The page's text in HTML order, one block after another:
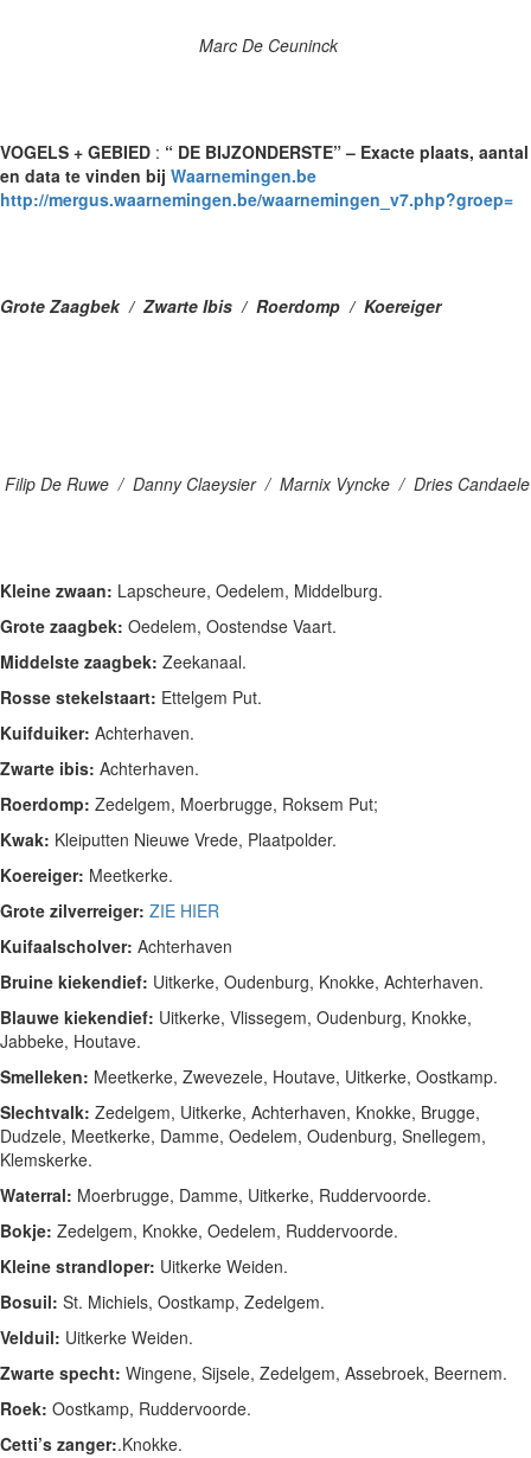
Marc De Ceuninck
VOGELS + GEBIED : “ DE BIJZONDERSTE” – Exacte plaats, aantal
en data te vinden bij Waarnemingen.be
http://mergus.waarnemingen.be/waarnemingen_v7.php?groep=
Grote Zaagbek / Zwarte Ibis / Roerdomp / Koereiger
Filip De Ruwe / Danny Claeysier / Marnix Vyncke / Dries Candaele
Kleine zwaan: Lapscheure, Oedelem, Middelburg.
Grote zaagbek: Oedelem, Oostendse Vaart.
Middelste zaagbek: Zeekanaal.
Rosse stekelstaart: Ettelgem Put.
Kuifduiker: Achterhaven.
Zwarte ibis: Achterhaven.
Roerdomp: Zedelgem, Moerbrugge, Roksem Put;
Kwak: Kleiputten Nieuwe Vrede, Plaatpolder.
Koereiger: Meetkerke.
Grote zilverreiger: ZIE HIER
Kuifaalscholver: Achterhaven
Bruine kiekendief: Uitkerke, Oudenburg, Knokke, Achterhaven.
Blauwe kiekendief: Uitkerke, Vlissegem, Oudenburg, Knokke,
Jabbeke, Houtave.
Smelleken: Meetkerke, Zwevezele, Houtave, Uitkerke, Oostkamp.
Slechtvalk: Zedelgem, Uitkerke, Achterhaven, Knokke, Brugge,
Dudzele, Meetkerke, Damme, Oedelem, Oudenburg, Snellegem,
Klemskerke.
Waterral: Moerbrugge, Damme, Uitkerke, Ruddervoorde.
Bokje: Zedelgem, Knokke, Oedelem, Ruddervoorde.
Kleine strandloper: Uitkerke Weiden.
Bosuil: St. Michiels, Oostkamp, Zedelgem.
Velduil: Uitkerke Weiden.
Zwarte specht: Wingene, Sijsele, Zedelgem, Assebroek, Beernem.
Roek: Oostkamp, Ruddervoorde.
Cetti’s zanger:.Knokke.